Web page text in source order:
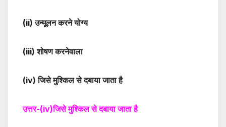
(ii) उन्मूलन करने योग्य
(iii) शोषण करनेवाला
(iv) जिसे मुश्किल से दबाया जाता है
उत्तर-(iv)जिसे मुश्किल से दबाया जाता है